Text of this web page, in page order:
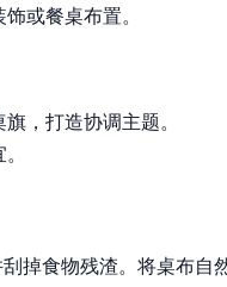
或餐桌布置。
，打造协调主题。
掉食物残渣。将桌布自